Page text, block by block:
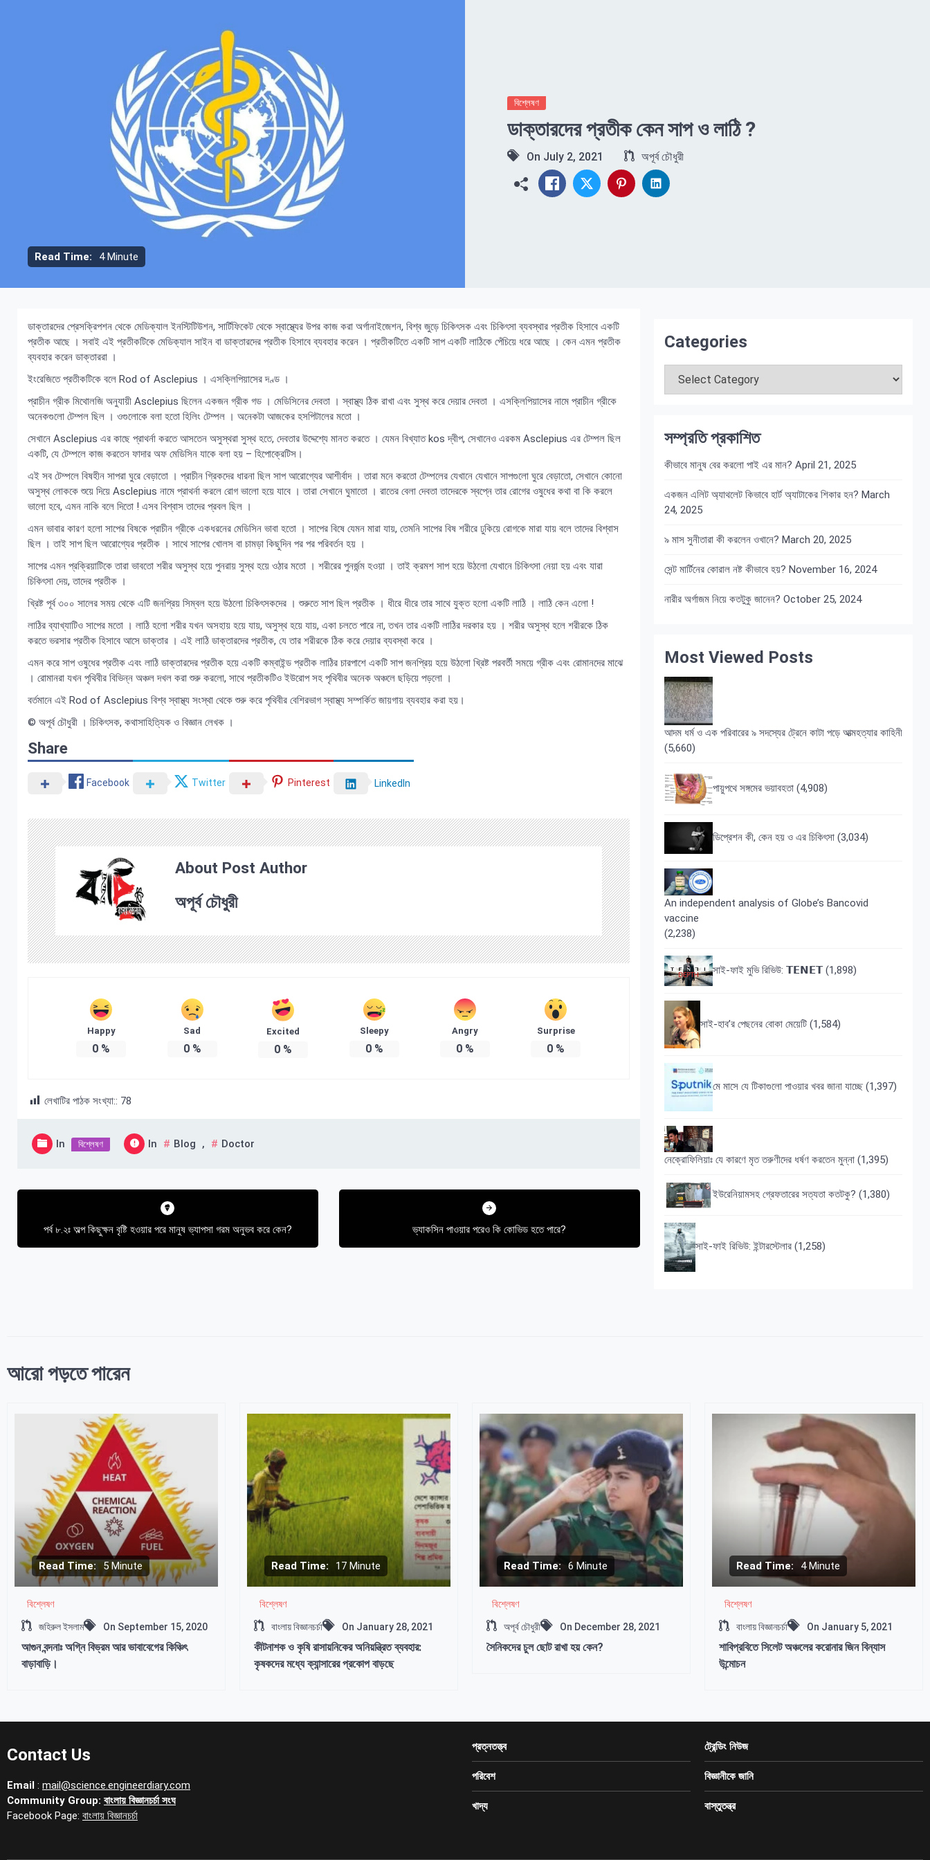
Read Time: 4 Minute
বিশ্লেষণ
ডাক্তারদের প্রতীক কেন সাপ ও লাঠি ?
On July 2, 2021 অপূর্ব চৌধুরী
ডাক্তারদের প্রেসক্রিপশন থেকে মেডিক্যাল ইনস্টিটিউশন, সার্টিফিকেট থেকে স্বাস্থ্যের উপর কাজ করা অর্গানাইজেশন, বিশ্ব জুড়ে চিকিৎসক এবং চিকিৎসা ব্যবস্থার প্রতীক হিসাবে একটি
প্রতীক আছে । সবাই এই প্রতীকটিকে মেডিক্যাল সাইন বা ডাক্তারদের প্রতীক হিসাবে ব্যবহার করেন । প্রতীকটিতে একটি সাপ একটি লাঠিকে পেঁচিয়ে ধরে আছে । কেন এমন প্রতীক
ব্যবহার করেন ডাক্তাররা ।
ইংরেজিতে প্রতীকটিকে বলে Rod of Asclepius । এসক্লিপিয়াসের দণ্ড ।
প্রাচীন গ্রীক মিথোলজি অনুযায়ী Asclepius ছিলেন একজন গ্রীক গড । মেডিসিনের দেবতা । স্বাস্থ্য ঠিক রাখা এবং সুস্থ করে দেয়ার দেবতা । এসক্লিপিয়াসের নামে প্রাচীন গ্রীকে
অনেকগুলো টেম্পল ছিল । ওগুলোকে বলা হতো হিলিং টেম্পল । অনেকটা আজকের হসপিটালের মতো ।
সেখানে Asclepius এর কাছে প্রাথর্না করতে আসতেন অসুস্থরা সুস্থ হতে, দেবতার উদ্দেশ্যে মানত করতে । যেমন বিখ্যাত kos দ্বীপ, সেখানেও এরকম Asclepius এর টেম্পল ছিল
একটি, যে টেম্পলে কাজ করতেন ফাদার অফ মেডিসিন যাকে বলা হয় – হিপোক্রেটিস।
এই সব টেম্পলে বিষহীন সাপরা ঘুরে বেড়াতো । প্রাচীন গ্রিকদের ধারনা ছিল সাপ আরোগ্যের আশীর্বাদ । তারা মনে করতো টেম্পলের যেখানে যেখানে সাপগুলো ঘুরে বেড়াতো, সেখানে কোনো
অসুস্থ লোককে শুয়ে দিয়ে Asclepius নামে প্রাথর্না করলে রোগ ভালো হয়ে যাবে । তারা সেখানে ঘুমাতো । রাতের বেলা দেবতা তাদেরকে স্বপ্নে তার রোগের ওষুধের কথা বা কি করলে
ভালো হবে, এমন নাকি বলে দিতো ! এসব বিশ্বাস তাদের প্রবল ছিল ।
এমন ভাবার কারণ হলো সাপের বিষকে প্রাচীন গ্রীকে একধরনের মেডিসিন ভাবা হতো । সাপের বিষে যেমন মারা যায়, তেমনি সাপের বিষ শরীরে ঢুকিয়ে রোগকে মারা যায় বলে তাদের বিশ্বাস
ছিল । তাই সাপ ছিল আরোগ্যের প্রতীক । সাথে সাপের খোলস বা চামড়া কিছুদিন পর পর পরিবর্তন হয় ।
সাপের এমন প্রক্রিয়াটিকে তারা ভাবতো শরীর অসুস্থ হয়ে পুনরায় সুস্থ হয়ে ওঠার মতো । শরীরের পুনর্জন্ম হওয়া । তাই ক্রমশ সাপ হয়ে উঠলো যেখানে চিকিৎসা নেয়া হয় এবং যারা
চিকিৎসা দেয়, তাদের প্রতীক ।
খ্রিষ্ট পূর্ব ৩০০ সালের সময় থেকে এটি জনপ্রিয় সিম্বল হয়ে উঠলো চিকিৎসকদের । শুরুতে সাপ ছিল প্রতীক । ধীরে ধীরে তার সাথে যুক্ত হলো একটি লাঠি । লাঠি কেন এলো !
লাঠির ব্যাখ্যাটিও সাপের মতো । লাঠি হলো শরীর যখন অসহায় হয়ে যায়, অসুস্থ হয়ে যায়, একা চলতে পারে না, তখন তার একটি লাঠির দরকার হয় । শরীর অসুস্থ হলে শরীরকে ঠিক
করতে ভরসার প্রতীক হিসাবে আসে ডাক্তার । এই লাঠি ডাক্তারদের প্রতীক, যে তার শরীরকে ঠিক করে দেয়ার ব্যবস্থা করে ।
এমন করে সাপ ওষুধের প্রতীক এবং লাঠি ডাক্তারদের প্রতীক হয়ে একটি কম্বাইন্ড প্রতীক লাঠির চারপাশে একটি সাপ জনপ্রিয় হয়ে উঠলো খ্রিষ্ট পরবর্তী সময়ে গ্রীক এবং রোমানদের মাঝে
। রোমানরা যখন পৃথিবীর বিভিন্ন অঞ্চল দখল করা শুরু করলো, সাথে প্রতীকটিও ইউরোপ সহ পৃথিবীর অনেক অঞ্চলে ছড়িয়ে পড়লো ।
বর্তমানে এই Rod of Asclepius বিশ্ব স্বাস্থ্য সংস্থা থেকে শুরু করে পৃথিবীর বেশিরভাগ স্বাস্থ্য সম্পর্কিত জায়গায় ব্যবহার করা হয়।
© অপূর্ব চৌধুরী । চিকিৎসক, কথাসাহিত্যিক ও বিজ্ঞান লেখক ।
Share
Facebook Twitter Pinterest LinkedIn
About Post Author
অপূর্ব চৌধুরী
Happy
0 %
Sad
0%
Excited
0 %
Sleepy
0%
Angry
0%
Surprise
0 %
লেখাটির পাঠক সংখ্যা:: 78
In বিশ্লেষণ In Blog , Doctor
Post
পর্ব ৮.২ঃ অল্প কিছুক্ষন বৃষ্টি হওয়ার পরে মানুষ ভ্যাপসা গরম অনুভব করে কেন? ভ্যাকসিন পাওয়ার পরেও কি কোভিড হতে পারে?
Categories
সম্প্রতি প্রকাশিত
কীভাবে মানুষ বের করলো পাই এর মান? April 21, 2025
একজন এলিট অ্যাথলেট কিভাবে হার্ট অ্যাটাকের শিকার হন? March
24, 2025
৯ মাস সুনীতারা কী করলেন ওখানে? March 20, 2025
সেন্ট মার্টিনের কোরাল নষ্ট কীভাবে হয়? November 16, 2024
নারীর অর্গাজম নিয়ে কতটুকু জানেন? October 25, 2024
Most Viewed Posts
আদম ধর্ম ও এক পরিবারের ৯ সদস্যের ট্রেনে কাটা পড়ে আত্মহত্যার কাহিনী
(5,660)
পায়ুপথে সঙ্গমের ভয়াবহতা (4,908)
ডিপ্রেশন কী, কেন হয় ও এর চিকিৎসা (3,034)
An independent analysis of Globe’s Bancovid
vaccine
(2,238)
সাই-ফাই মুভি রিভিউ: 𝗧𝗘𝗡𝗘𝗧 (1,898)
সাই-হাব’র পেছনের বোকা মেয়েটি (1,584)
মে মাসে যে টিকাগুলো পাওয়ার খবর জানা যাচ্ছে (1,397)
নেক্রোফিলিয়াঃ যে কারণে মৃত তরুণীদের ধর্ষণ করতেন মুন্না (1,395)
ইউরেনিয়ামসহ গ্রেফতারের সত্যতা কতটকু? (1,380)
সাই-ফাই রিভিউ: ইন্টারস্টেলার (1,258)
আরো পড়তে পারেন
Read Time: 5 Minute
বিশ্লেষণ
জহিরুল ইসলাম On September 15, 2020
আগুন বন্দনাঃ অগ্নি বিভ্রম আর ভাবাবেগের কিঞ্চিৎ
বাড়াবাড়ি।
Read Time: 17 Minute
বিশ্লেষণ
বাংলায় বিজ্ঞানচর্চা On January 28, 2021
কীটনাশক ও কৃষি রাসায়নিকের অনিয়ন্ত্রিত ব্যবহার:
কৃষকদের মধ্যে ক্যান্সারের প্রকোপ বাড়ছে
Read Time: 6 Minute
বিশ্লেষণ
অপূর্ব চৌধুরী On December 28, 2021
সৈনিকদের চুল ছোট রাখা হয় কেন?
Read Time: 4 Minute
বিশ্লেষণ
বাংলায় বিজ্ঞানচর্চা On January 5, 2021
শাবিপ্রবিতে সিলেট অঞ্চলের করোনার জিন বিন্যাস
উন্মোচন
Contact Us
Email : mail@science.engineerdiary.com
Community Group: বাংলায় বিজ্ঞানচর্চা সংঘ
Facebook Page: বাংলায় বিজ্ঞানচর্চা
প্রত্নতত্ত্ব
পরিবেশ
খাদ্য
ট্রেন্ডিং নিউজ
বিজ্ঞানীকে জানি
বাস্তুতন্ত্র